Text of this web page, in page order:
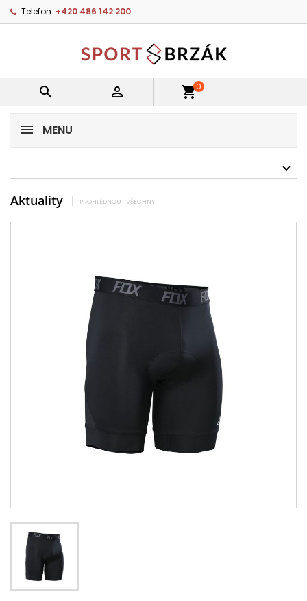
Telefon: +420 486 142 200
  shopping_cart0
MENU
Aktuality PROHLÉDNOUT VŠECHNY